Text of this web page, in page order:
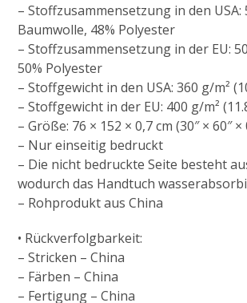
– Stoffzusammensetzung in den USA:
Baumwolle, 48% Polyester
– Stoffzusammensetzung in der EU:
50% Polyester
– Stoffgewicht in den USA: 360 g/m²
– Stoffgewicht in der EU: 400 g/m²
– Größe: 76 × 152 × 0,7 cm (30″ × 60″ ×
– Nur einseitig bedruckt
– Die nicht bedruckte Seite besteht
wodurch das Handtuch
– Rohprodukt aus China
• Rückverfolgbarkeit:
– Stricken – China
– Färben – China
– Fertigung – China